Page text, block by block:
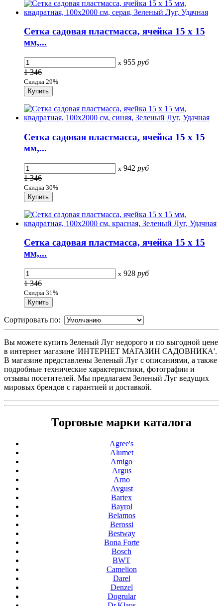
Сетка садовая пластмасса, ячейка 15 х 15
мм,...
x 955 руб
1 346
Скидка 29%
Сетка садовая пластмасса, ячейка 15 х 15
мм,...
x 942 руб
1 346
Скидка 30%
Сетка садовая пластмасса, ячейка 15 х 15
мм,...
x 928 руб
1 346
Скидка 31%
Сортировать по:
Вы можете купить Зеленый Луг недорого и по выгодной цене
в интернет магазине 'ИНТЕРНЕТ МАГАЗИН САДОВНИКА'.
В магазине представлены Зеленый Луг с описаниями, а также
подробные технические характеристики, фотографии и
отзывы посетителей. Мы предлагаем Зеленый Луг ведущих
мировых брендов с гарантией и доставкой.
Торговые марки каталога
Agree's
Alumet
Amigo
Argus
Arno
Avgust
Bartex
Bayrol
Belamos
Berossi
Bestway
Bona Forte
Bosch
BWT
Camelion
Darel
Denzel
Dogrular